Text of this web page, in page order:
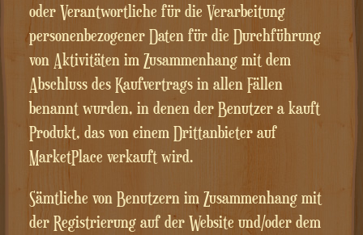
oder Verantwortliche für die Verarbeitung
personenbezogener Daten für die Durchführung
von Aktivitäten im Zusammenhang mit dem
Abschluss des Kaufvertrags in allen Fällen
benannt wurden, in denen der Benutzer a kauft
Produkt, das von einem Drittanbieter auf
MarketPlace verkauft wird.
Sämtliche von Benutzern im Zusammenhang mit
der Registrierung auf der Website und/oder dem